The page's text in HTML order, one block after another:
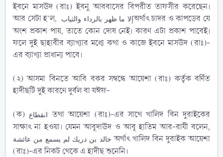
ইবনে মাসঊদ (রাঃ) ইবনু আববাসের বিপরীত তাফসীর করেছেন।
আর সেটা হ’ল,
إلا ما ظهر بالرداء والثياب অর্থাৎ চাদর ও কাপড়ের যে
অংশ প্রকাশ পায়, তাতে কোন দোষ নেই। কারণ এটা প্রকাশ পাবেই।
ফলে দুই ছাহাবীর ব্যাখ্যার মধ্যে কথা ও কাজে ইবনে মাসঊদ (রাঃ)-
এর ব্যাখ্যা প্রাধান্য পাবে।
(২) আসমা বিনতে আবি বকর সম্বন্ধে আয়েশা (রাঃ) কর্তৃক বর্ণিত
হাদীছটি দুই কারণে দুর্বল বা যঈফ-
(ক)انقطاع
তথা আয়েশা (রাঃ)-এর সাথে খালিদ বিন দুরাইকের
সাক্ষাৎ না হওয়া। যেমন আবূদাঊদ ও আবূ হাতিম আর-রাযী বলেন,
خالد بن دريك لم يسمع من عائشة অর্থাৎ খালিদ বিন দুরাইক আয়েশা
(রাঃ)-এর নিকট থেকে এ হাদীছ শুনেনি।